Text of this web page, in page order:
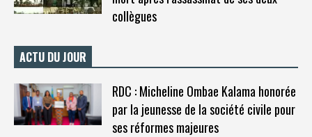
collègues
ACTU DU JOUR
RDC : Micheline Ombae Kalama honorée
par la jeunesse de la société civile pour
ses réformes majeures